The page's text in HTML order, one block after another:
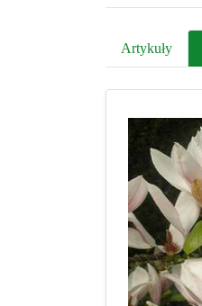
Artykuły